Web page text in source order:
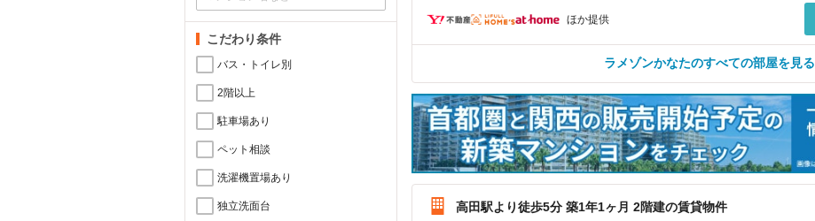
こだわり条件
バス・トイレ別
2階以上
駐車場あり
ペット相談
洗濯機置場あり
独立洗面台
ほか提供
ラメゾンかなたのすべての部屋を見る
高田駅より徒歩5分 築1年1ヶ月 2階建の賃貸物件